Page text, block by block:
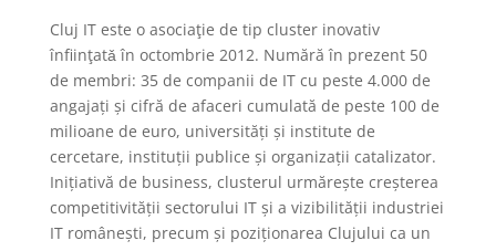
Cluj IT este o asociaţie de tip cluster inovativ
înfiinţatǎ în octombrie 2012. Numără în prezent 50
de membri: 35 de companii de IT cu peste 4.000 de
angajați și cifră de afaceri cumulată de peste 100 de
milioane de euro, universități și institute de
cercetare, instituții publice și organizații catalizator.
Inițiativă de business, clusterul urmărește creșterea
competitivității sectorului IT și a vizibilității industriei
IT românești, precum și poziționarea Clujului ca un